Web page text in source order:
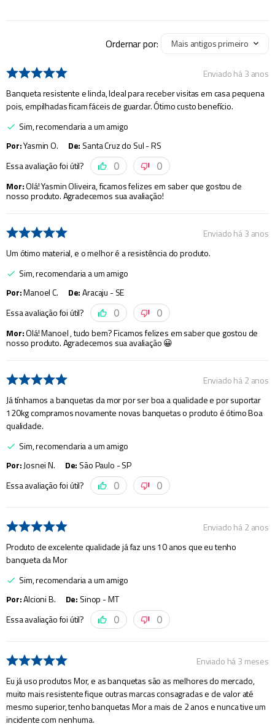
Ordernar por: Mais antigos primeiro
Enviado há3 anos
Banqueta resistente e linda, Ideal para receber visitas em casa pequena
pois, empilhadas ficam fáceis de guardar. Ótimo custo benefício.
Sim, recomendaria a um amigo
Por:Yasmin O. De: Santa Cruz do Sul - RS
Essa avaliação foi útil?
0 0
Mor:Olá! Yasmin Oliveira, ficamos felizes em saber que gostou de
nosso produto. Agradecemos sua avaliação!
Enviado há3 anos
Um ótimo material, e o melhor é a resistência do produto.
Sim, recomendaria a um amigo
Por:Manoel C. De:Aracaju - SE
Essa avaliação foi útil?
0 0
Mor:Olá! Manoel , tudo bem? Ficamos felizes em saber que gostou de
nosso produto. Agradecemos sua avaliação 😀
Enviado há2 anos
Já tínhamos a banquetas da mor por ser boa a qualidade e por suportar
120kg compramos novamente novas banquetas o produto é ótimo Boa
qualidade.
Sim, recomendaria a um amigo
Por:Josnei N. De: São Paulo - SP
Essa avaliação foi útil?
0 0
Enviado há2 anos
Produto de excelente qualidade já faz uns 10 anos que eu tenho
banqueta da Mor
Sim, recomendaria a um amigo
Por:Alcioni B. De: Sinop - MT
Essa avaliação foi útil?
0 0
Enviado há3 meses
Eu já uso produtos Mor, e as banquetas são as melhores do mercado,
muito mais resistente fique outras marcas consagradas e de valor até
mesmo superior, tenho banquetas Mor a mais de 2 anos e nunca tive um
incidente com nenhuma.